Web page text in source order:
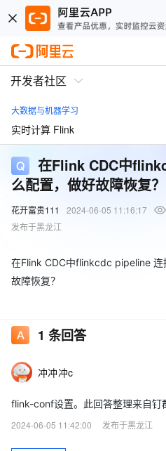
开发者社区
大数据与机器学习
实时计算 Flink
在Flink CDC中
么配置，做好故障恢复？
花开富贵111 2024-06-05 11:16:17
发布于黑龙江
在Flink CDC中flinkcdc pipeline
故障恢复？
1 条回答
冲冲冲c
flink-conf设置。此回答整理来自钉
2024-06-05 11:42:00
发布于黑龙江